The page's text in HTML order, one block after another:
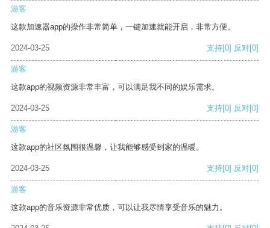
游客
这款加速器app的操作非常简单，一键加速就能开启，非常方便。
2024-03-25 支持[0] 反对[0]
游客
这款app的视频资源非常丰富，可以满足我不同的娱乐需求。
2024-03-25 支持[0] 反对[0]
游客
这款app的社区氛围很温馨，让我能够感受到家的温暖。
2024-03-25 支持[0] 反对[0]
游客
这款app的音乐资源非常优质，可以让我尽情享受音乐的魅力。